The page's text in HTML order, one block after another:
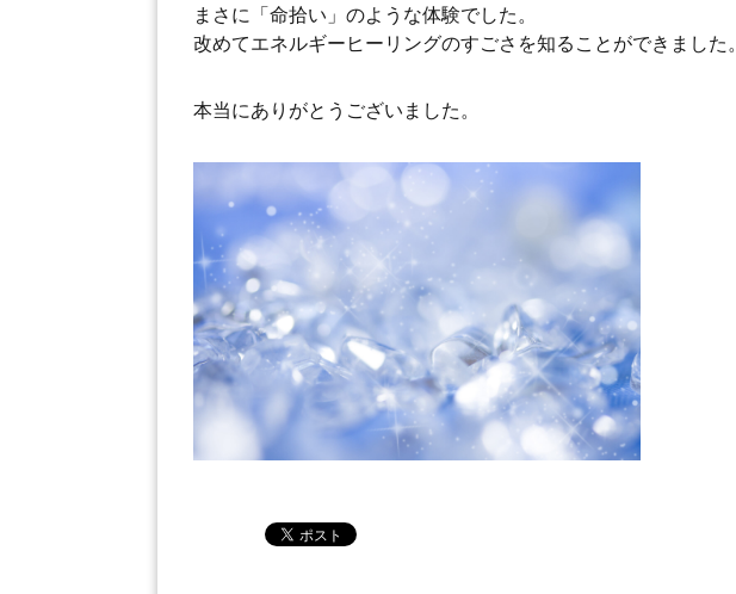
まさに「命拾い」のような体験でした。
改めてエネルギーヒーリングのすごさを知ることができました。
本当にありがとうございました。